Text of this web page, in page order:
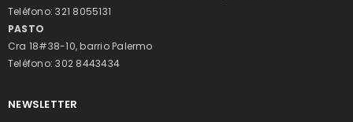
Teléfono: 321 8055131
PASTO
Cra 18#38-10, barrio Palermo
Teléfono: 302 8443434
NEWSLETTER